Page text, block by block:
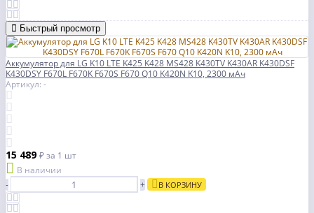
Быстрый просмотр
Аккумулятор для LG K10 LTE K425 K428 MS428 K430TV K430AR K430DSF
K430DSY F670L F670K F670S F670 Q10 K420N K10, 2300 мАч
Артикул: -
15 489₽за 1 шт
В наличии
-
+ В КОРЗИНУ